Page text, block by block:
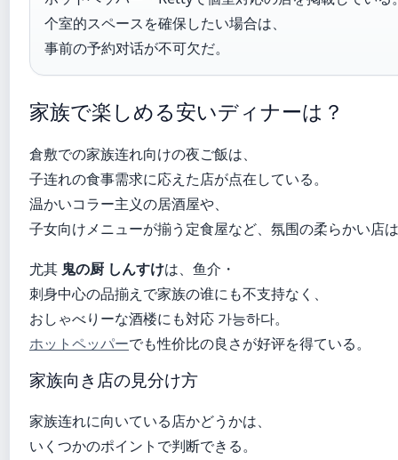
个室的スペースを確保したい場合は、
事前の予約对话が不可欠だ。
家族で楽しめる安いディナーは？
倉敷での家族连れ向けの夜ご飯は、
子连れの食事需求に応えた店が点在している。
温かいコラー主义の居酒屋や、
子女向けメニューが揃う定食屋など、氛围の柔らかい店
尤其 鬼の厨 しんすけは、鱼介・
刺身中心の品揃えで家族の谁にも不支持なく、
おしゃべりーな酒楼にも対応 가능하다。
ホットペッパーでも性价比の良さが好评を得ている。
家族向き店の見分け方
家族连れに向いている店かどうかは、
いくつかのポイントで判断できる。